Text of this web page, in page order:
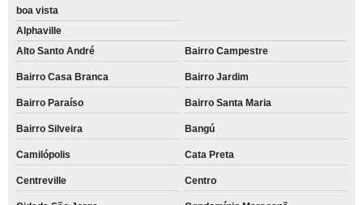
boa vista
Alphaville
Alto Santo André
Bairro Campestre
Bairro Casa Branca Bairro Jardim
Bairro Paraíso Bairro Santa Maria
Bairro Silveira Bangú
Camilópolis Cata Preta
Centreville Centro